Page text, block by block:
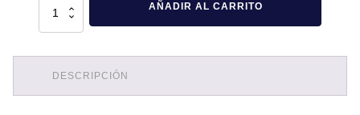
AÑADIR AL CARRITO
DESCRIPCIÓN